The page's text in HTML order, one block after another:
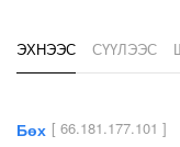
ЭХНЭЭС СҮҮЛЭЭС
Бөх [ 66.181.177.101 ]